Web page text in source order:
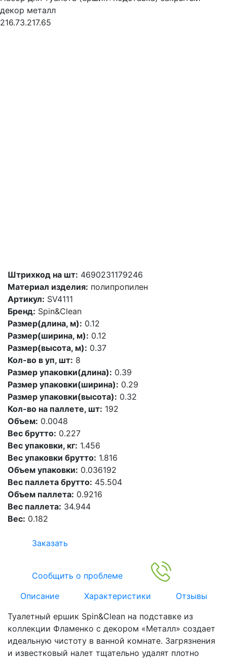
декор металл
216.73.217.65
Штрихкод на шт: 4690231179246
Материал изделия: полипропилен
Артикул: SV4111
Бренд: Spin&Clean
Размер(длина, м): 0.12
Размер(ширина, м): 0.12
Размер(высота, м): 0.37
Кол-во в уп, шт: 8
Размер упаковки(длина): 0.39
Размер упаковки(ширина): 0.29
Размер упаковки(высота): 0.32
Кол-во на паллете, шт: 192
Объем: 0.0048
Вес брутто: 0.227
Вес упаковки, кг: 1.456
Вес упаковки брутто: 1.816
Объем упаковки: 0.036192
Вес паллета брутто: 45.504
Объем паллета: 0.9216
Вес паллета: 34.944
Вес: 0.182
Заказать
Сообщить о проблеме
Описание
Характеристики
Отзывы
Туалетный ершик Spin&Clean на подставке из
коллекции Фламенко с декором «Металл» создает
идеальную чистоту в ванной комнате. Загрязнения
и известковый налет тщательно удалят плотно